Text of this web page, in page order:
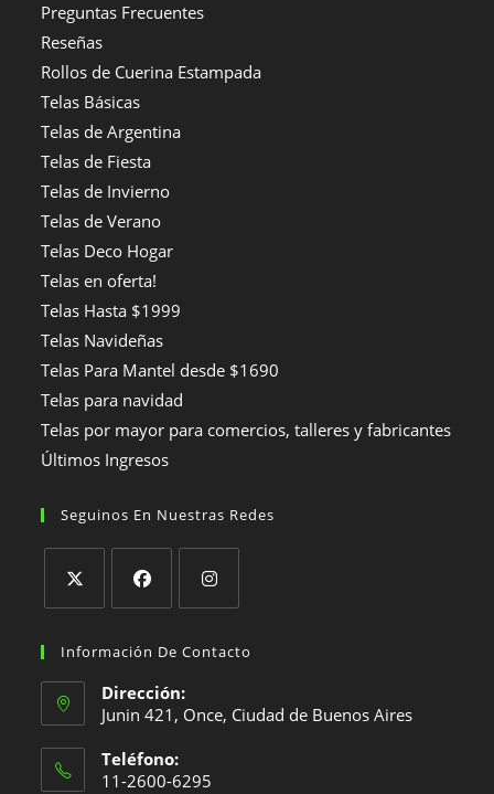
Preguntas Frecuentes
Reseñas
Rollos de Cuerina Estampada
Telas Básicas
Telas de Argentina
Telas de Fiesta
Telas de Invierno
Telas de Verano
Telas Deco Hogar
Telas en oferta!
Telas Hasta $1999
Telas Navideñas
Telas Para Mantel desde $1690
Telas para navidad
Telas por mayor para comercios, talleres y fabricantes
Últimos Ingresos
Seguinos En Nuestras Redes
abre
en
una
nueva
pestaña
abre
una
pestaña
abre
una
pestaña
Información De Contacto
Dirección:
Junin 421, Once, Ciudad de Buenos Aires
Teléfono:
11-2600-6295